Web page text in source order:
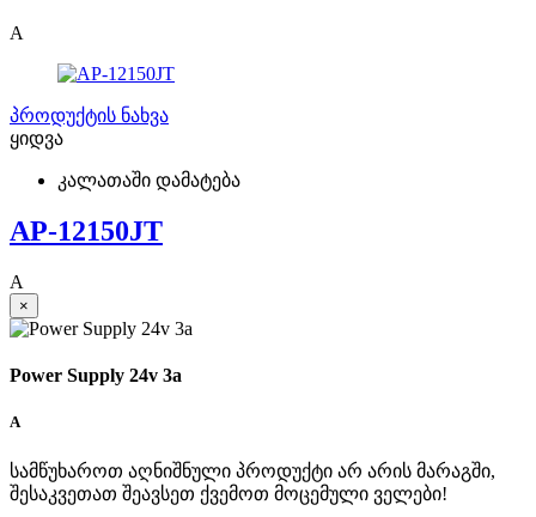
A
პროდუქტის ნახვა
ყიდვა
კალათაში დამატება
AP-12150JT
A
×
Power Supply 24v 3a
A
სამწუხაროთ აღნიშნული პროდუქტი არ არის მარაგში,
შესაკვეთათ შეავსეთ ქვემოთ მოცემული ველები!